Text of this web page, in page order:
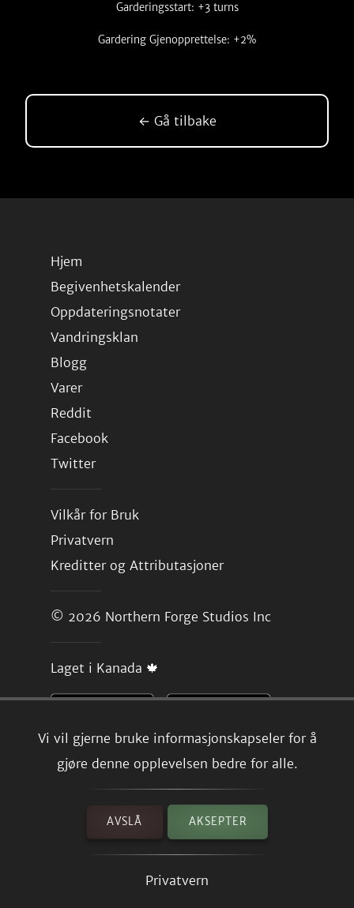
Vi vil gjerne bruke informasjonskapseler for å
gjøre denne opplevelsen bedre for alle.
AVSLÅ AKSEPTER
Privatvern
Garderingsstart: +3 turns
Gardering Gjenopprettelse: +2%
← Gå tilbake
Hjem
Begivenhetskalender
Oppdateringsnotater
Vandringsklan
Blogg
Varer
Reddit
Facebook
Twitter
Vilkår for Bruk
Privatvern
Kreditter og Attributasjoner
© 2026 Northern Forge Studios Inc
Laget i Kanada 🍁